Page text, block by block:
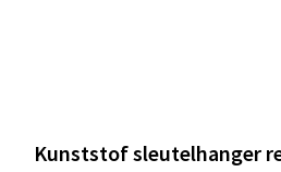
Kunststof sleutelhanger